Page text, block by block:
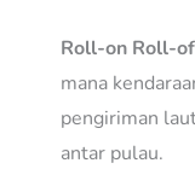
Roll-on Roll-
mana
pengiriman
antar pulau.